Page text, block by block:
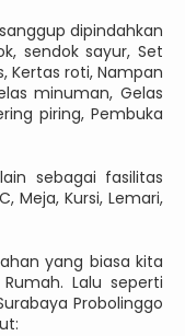
dipindahkan
sendok sayur, Set
Kertas roti, Nampan
minuman, Gelas
piring, Pembuka
sebagai fasilitas
Meja, Kursi, Lemari,
yang biasa kita
Lalu seperti
Probolinggo